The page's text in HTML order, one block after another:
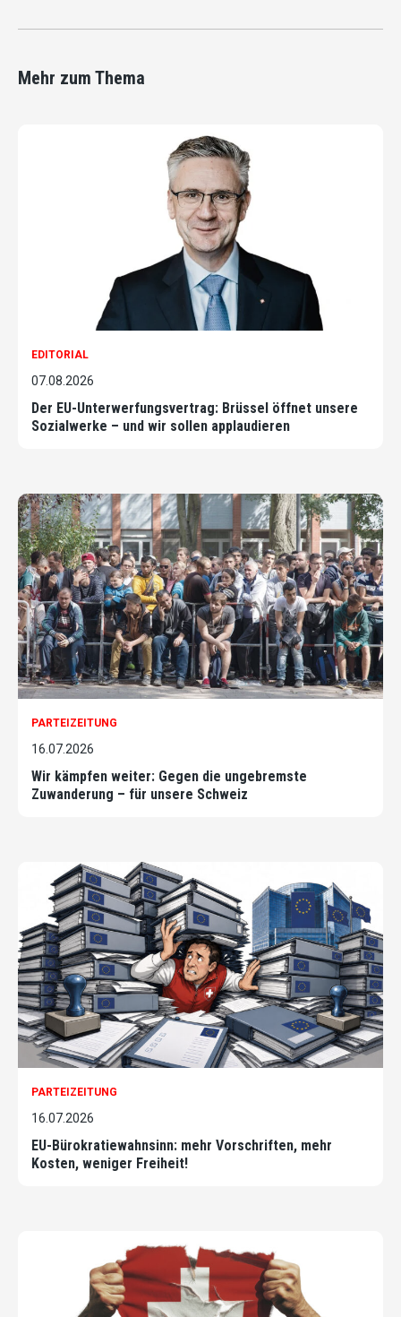
Mehr zum Thema
EDITORIAL
07.08.2026
Der EU-Unterwerfungsvertrag: Brüssel öffnet unsere
Sozialwerke – und wir sollen applaudieren
PARTEIZEITUNG
16.07.2026
Wir kämpfen weiter: Gegen die ungebremste
Zuwanderung – für unsere Schweiz
PARTEIZEITUNG
16.07.2026
EU-Bürokratiewahnsinn: mehr Vorschriften, mehr
Kosten, weniger Freiheit!